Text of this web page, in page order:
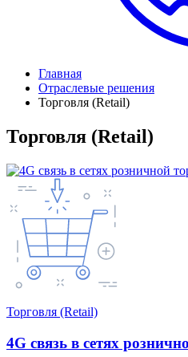
Главная
Отраслевые решения
Торговля (Retail)
Торговля (Retail)
Торговля (Retail)
4G связь в сетях